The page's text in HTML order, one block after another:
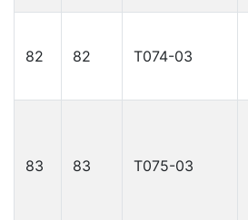
82 82 Т074-03
83 83 Т075-03